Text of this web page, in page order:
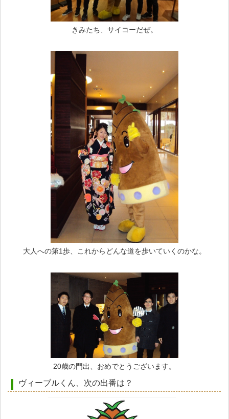
きみたち、サイコーだぜ。
大人への第1歩、これからどんな道を歩いていくのかな。
20歳の門出、おめでとうございます。
ヴィーブルくん、次の出番は？